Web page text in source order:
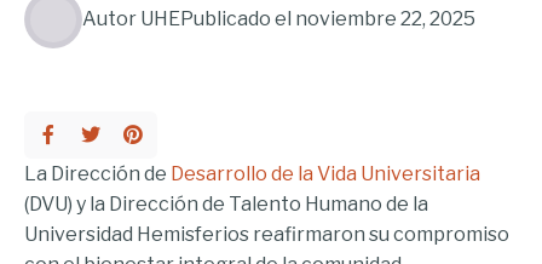
Autor UHEPublicado el noviembre 22, 2025
La Dirección de Desarrollo de la Vida Universitaria
(DVU) y la Dirección de Talento Humano de la
Universidad Hemisferios reafirmaron su compromiso